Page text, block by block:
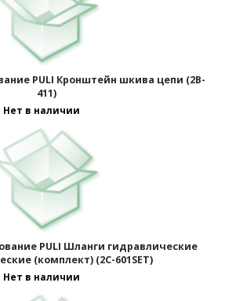
PULI Кронштейн шкива цепи (2B-
411)
Нет в наличии
PULI Шланги гидравлические
(комплект) (2C-601SET)
Нет в наличии